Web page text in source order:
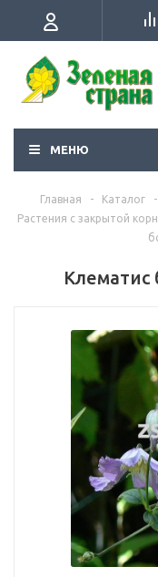
МЕНЮ
Главная - Каталог -
Растения с закрытой
Клематис